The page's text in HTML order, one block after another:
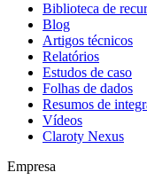
Biblioteca de
Blog
Artigos técnicos
Relatórios
Estudos de caso
Folhas de dados
Resumos de
Vídeos
Claroty Nexus
Empresa